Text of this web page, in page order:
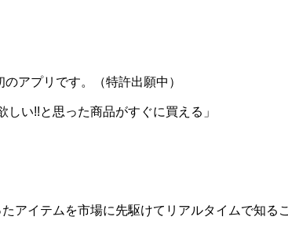
アプリです。（特許出願中）
い!!と思った商品がすぐに買える」
アイテムを市場に先駆けてリアルタイムで知る